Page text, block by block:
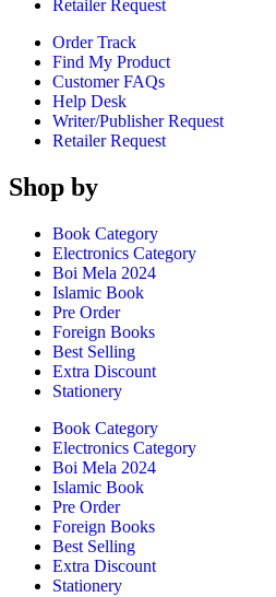
Retailer Request
Order Track
Find My Product
Customer FAQs
Help Desk
Writer/Publisher Request
Retailer Request
Shop by
Book Category
Electronics Category
Boi Mela 2024
Islamic Book
Pre Order
Foreign Books
Best Selling
Extra Discount
Stationery
Book Category
Electronics Category
Boi Mela 2024
Islamic Book
Pre Order
Foreign Books
Best Selling
Extra Discount
Stationery